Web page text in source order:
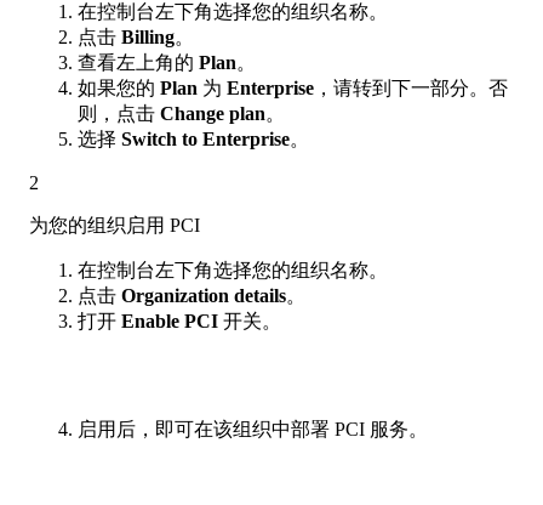
在控制台左下角选择您的组织名称。
点击 Billing。
查看左上角的 Plan。
如果您的 Plan 为 Enterprise ，请转到下一部分。否
则，点击 Change plan。
选择 Switch to Enterprise。
2
为您的组织启用 PCI
在控制台左下角选择您的组织名称。
点击 Organization details。
打开 Enable PCI 开关。
启用后，即可在该组织中部署 PCI 服务。